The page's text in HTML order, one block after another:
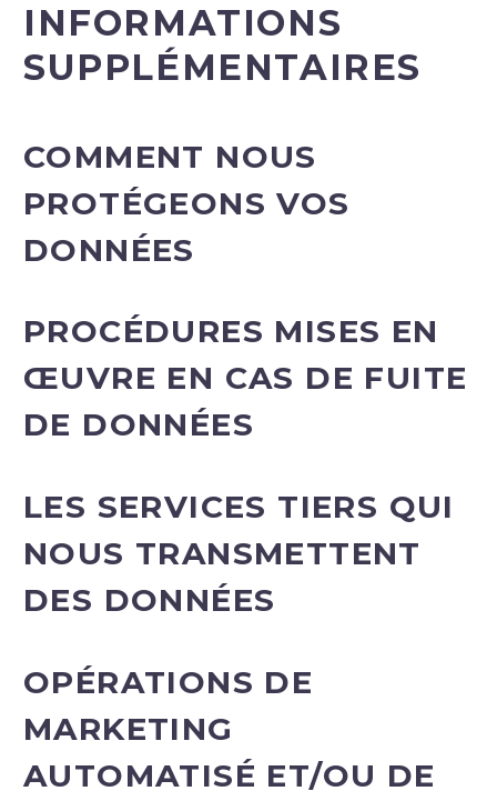
INFORMATIONS
SUPPLÉMENTAIRES
COMMENT NOUS
PROTÉGEONS VOS
DONNÉES
PROCÉDURES MISES EN
ŒUVRE EN CAS DE FUITE
DE DONNÉES
LES SERVICES TIERS QUI
NOUS TRANSMETTENT
DES DONNÉES
OPÉRATIONS DE
MARKETING
AUTOMATISÉ ET/OU DE